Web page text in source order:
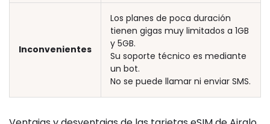
Inconvenientes
Los planes de poca duración
tienen gigas muy limitados a 1GB
y 5GB.
Su soporte técnico es mediante
un bot.
No se puede llamar ni enviar SMS.